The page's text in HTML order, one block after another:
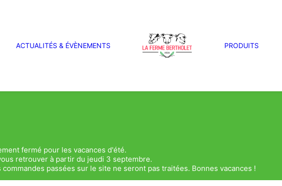
ACTUALITÉS & ÉVÈNEMENTS PRODUITS
fermé pour les vacances d'été.
retrouver à partir du jeudi 3 septembre.
passées sur le site ne seront pas traitées. Bonnes vacances !